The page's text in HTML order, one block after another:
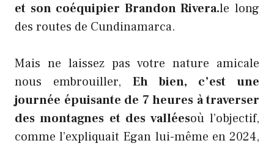
et son coéquipier Brandon Rivera.le long
des routes de Cundinamarca.
Mais ne laissez pas votre nature amicale
nous embrouiller, Eh bien, c’est une
journée épuisante de 7 heures à traverser
des montagnes et des valléesoù l’objectif,
comme l’expliquait Egan lui-même en 2024,